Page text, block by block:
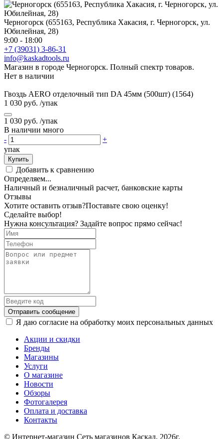
Черногорск (655163, Республика Хакасия, г. Черногорск, ул.
Юбилейная, 28)
9:00 - 18:00
+7 (39031) 3-86-31
info@kaskadtools.ru
Магазин в городе Черногорск. Полный спектр товаров.
Нет в наличии
Гвоздь AERO отделочный тип DA 45мм (500шт) (1564)
1 030 руб. /упак
1 030 руб. /упак
В наличии много
-
+
упак
Купить
Добавить к сравнению
Определяем...
Наличный и безналичный расчет, банковские карты
Отзывы
Хотите оставить отзыв?Поставьте свою оценку!
Сделайте выбор!
Нужна консультация? Задайте вопрос прямо сейчас!
Отправить сообщение
Я даю согласие на обработку моих персональных данных
Акции и скидки
Бренды
Магазины
Услуги
О магазине
Новости
Обзоры
Фотогалерея
Оплата и доставка
Контакты
© Интернет-магазин Сеть магазинов Каскад, 2026г.